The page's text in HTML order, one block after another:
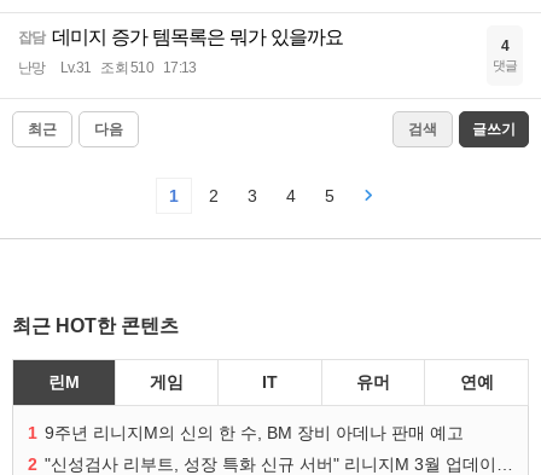
잡담 데미지 증가 템목록은 뭐가 있을까요
난망 Lv.31 조회 510 17:13
4
댓글
최근 다음 검색 글쓰기
1 2 3 4 5
최근 HOT한 콘텐츠
린M 게임 IT 유머 연예
1 9주년 리니지M의 신의 한 수, BM 장비 아데나 판매 예고
2